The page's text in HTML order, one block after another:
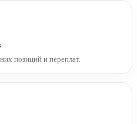
позиций и переплат.